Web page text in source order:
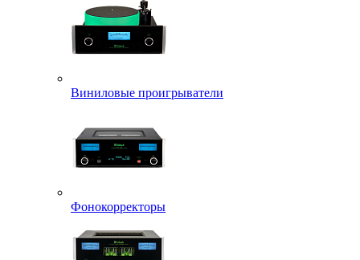
Виниловые проигрыватели
Фонокорректоры